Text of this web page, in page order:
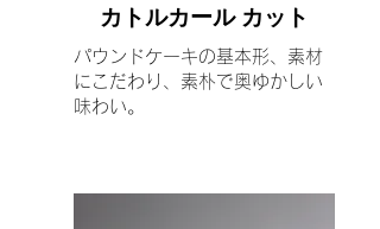
カトルカール カット
パウンドケーキの基本形、素材
にこだわり、素朴で奥ゆかしい
味わい。